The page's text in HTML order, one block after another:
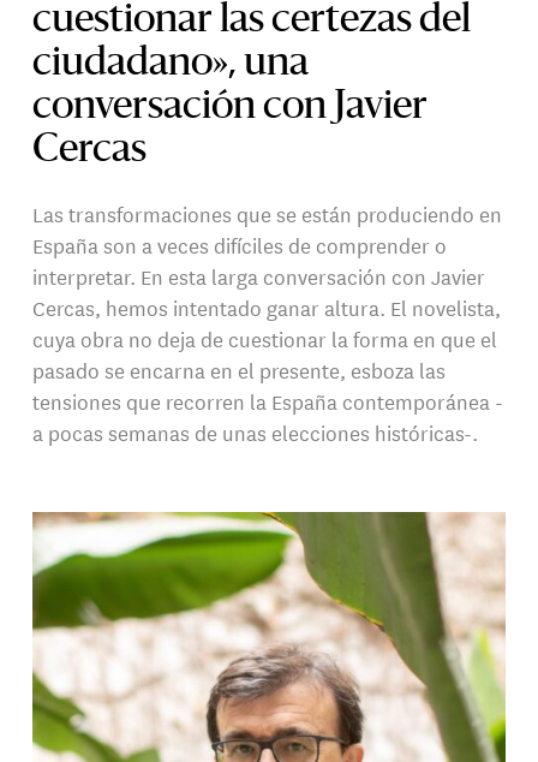
cuestionar las certezas del
ciudadano», una
conversación con Javier
Cercas
Las transformaciones que se están produciendo en
España son a veces difíciles de comprender o
interpretar. En esta larga conversación con Javier
Cercas, hemos intentado ganar altura. El novelista,
cuya obra no deja de cuestionar la forma en que el
pasado se encarna en el presente, esboza las
tensiones que recorren la España contemporánea -
a pocas semanas de unas elecciones históricas-.